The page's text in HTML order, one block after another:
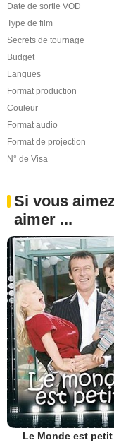
Date de sortie VOD
Type de film
Secrets de tournage
Budget
Langues
Format production
Couleur
Format audio
Format de projection
N° de Visa
Si vous
aimer ...
Le Monde est petit